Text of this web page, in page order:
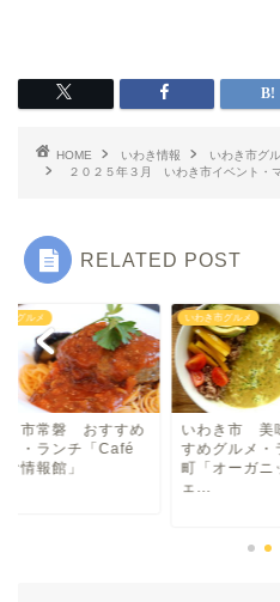
HOME いわき情報
いわき市グ
２０２５年３月 いわき市イベント・
RELATED POST
市グルメ
き市常磐 おすすめ
メ・ランチ「Café
情報館」
いわき市グルメ
いわき市 美
すめグルメ
町「オーガニ
ェ...
マル